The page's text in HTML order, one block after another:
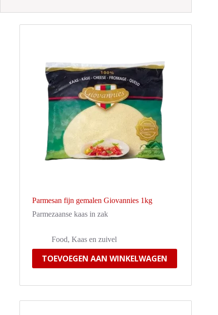
Parmesan fijn gemalen Giovannies 1kg
Parmezaanse kaas in zak
Food, Kaas en zuivel
TOEVOEGEN AAN WINKELWAGEN